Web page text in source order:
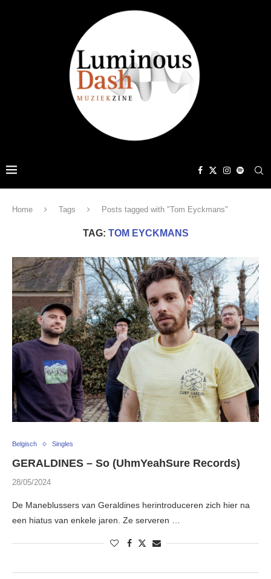
Home Tags Posts tagged with "Tom Eyckmans"
TAG: TOM EYCKMANS
Belgisch Singles
GERALDINES – So (UhmYeahSure Records)
28/05/2024
De Maneblussers van Geraldines herintroduceren zich hier na
een hiatus van enkele jaren. Ze serveren …